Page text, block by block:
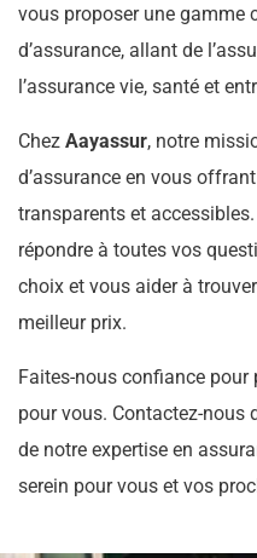
vous proposer une gamme
d’assurance, allant de
l’assurance vie, santé et
Chez Aayassur, notre
d’assurance en vous
transparents et
répondre à toutes vos
choix et vous aider à
meilleur prix.
Faites-nous confiance
pour vous. Contactez-nous
de notre expertise en
serein pour vous et vos